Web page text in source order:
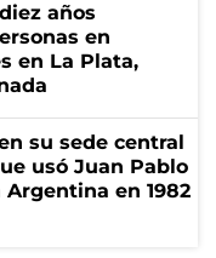
años
en
en La Plata,
su sede central
usó Juan Pablo
en 1982